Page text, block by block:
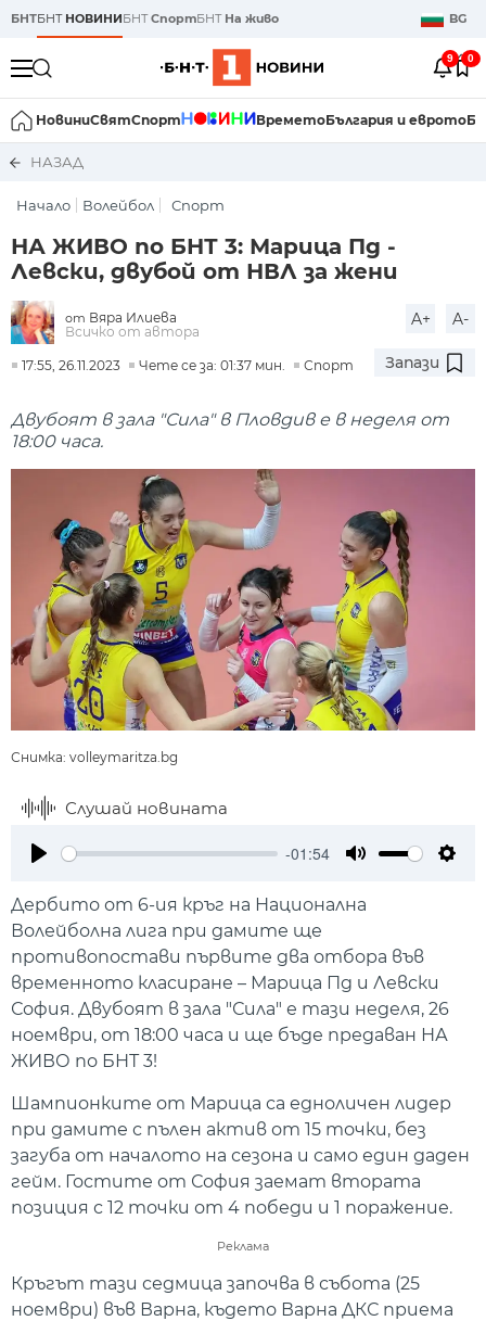
БНТБНТ НОВИНИБНТСпортБНТ На живо BG
9 0
НовиниСвятСпорт ВреметоБългария и еврото
НАЗАД
Начало Волейбол Спорт
НА ЖИВО по БНТ 3: Марица Пд -
Левски, двубой от НВЛ за жени
от Вяра Илиева
Всичко от автора
A+ A-
17:55, 26.11.2023 Чете се за: 01:37 мин. Спорт Запази
Двубоят в зала "Сила" в Пловдив е в неделя от
18:00 часа.
Снимка: volleymaritza.bg
Слушай новината
-01:54
Дербито от 6-ия кръг на Национална
Волейболна лига при дамите ще
противопостави първите два отбора във
временното класиране – Марица Пд и Левски
София. Двубоят в зала "Сила" е тази неделя, 26
ноември, от 18:00 часа и ще бъде предаван НА
ЖИВО по БНТ 3!
Шампионките от Марица са едноличен лидер
при дамите с пълен актив от 15 точки, без
загуба от началото на сезона и само един даден
гейм. Гостите от София заемат втората
позиция с 12 точки от 4 победи и 1 поражение.
Реклама
Кръгът тази седмица започва в събота (25
ноември) във Варна, където Варна ДКС приема